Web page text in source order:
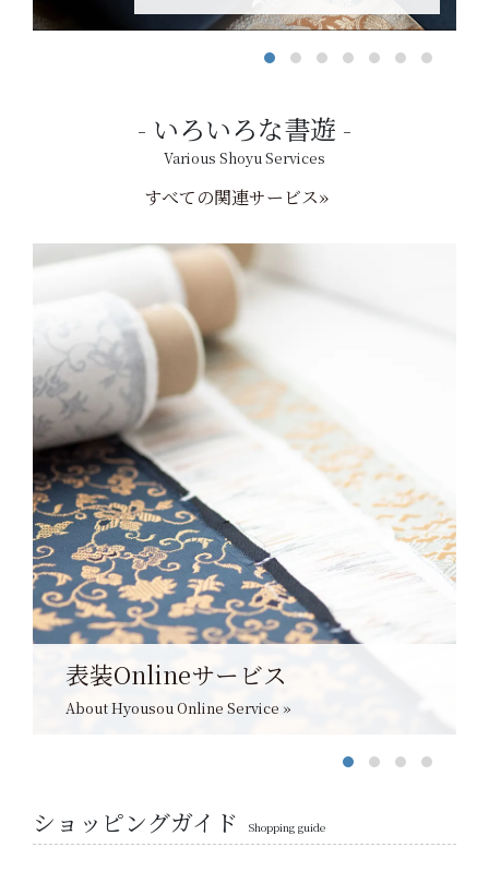
いろいろな書遊
Various Shoyu Services
すべての関連サービス»
表装Onlineサービス
About Hyousou Online Service »
ショッピングガイド Shopping guide